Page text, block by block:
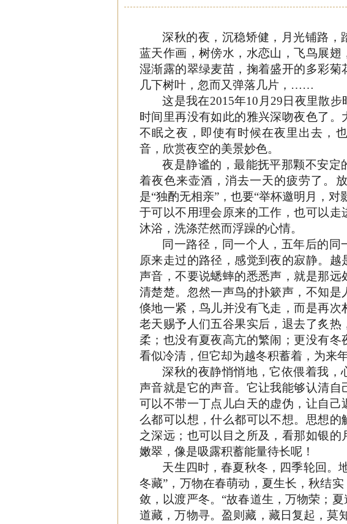
深秋的夜，沉稳矫健，月光铺路，
蓝天作画，树傍水，水恋山，飞鸟展
湿渐露的翠绿麦苗，掬着盛开的多彩
几下树叶，忽而又弹落几片， ……
这是我在2015年10月29日夜里散
时间里再没有如此的雅兴深吻夜色了
不眠之夜，即使有时候在夜里出去，
音，欣赏夜空的美景妙色。
夜是静谧的，最能抚平那颗不安定
着夜色来壶酒，消去一天的疲劳了。
是“独酌无相亲”，也要“举杯邀明月，
于可以不用理会原来的工作，也可以
沐浴，洗涤茫然而浮躁的心情。
同一路径，同一个人，五年后的同
原来走过的路径，感觉到夜的寂静。
声音，不要说蟋蟀的悉悉声，就是那
清楚楚。忽然一声鸟的扑簌声，不知
倏地一紧，鸟儿并没有飞走，而是再
老天赐予人们五谷果实后，退去了炙
柔；也没有夏夜高亢的繁闹；更没有冬
看似冷清，但它却为越冬积蓄着，为来
深秋的夜静悄悄地，它依偎着我，
声音就是它的声音。它让我能够认清
可以不带一丁点儿白天的虚伪，让自
么都可以想，什么都可以不想。思想
之深远；也可以目之所及，看那如银
嫩翠，像是吸露积蓄能量待长呢！
天生四时，春夏秋冬，四季轮回。
冬藏”，万物在春萌动，夏生长，秋结
敛，以渡严冬。“故春道生，万物荣；
道藏，万物寻。盈则藏，藏日复起，莫